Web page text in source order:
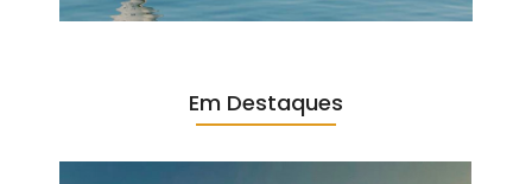
Em Destaques